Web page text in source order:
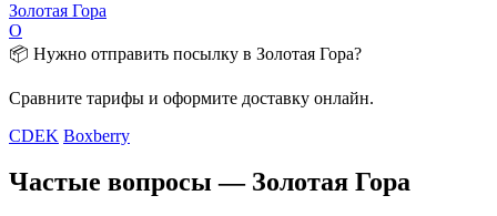
Золотая Гора
О
📦 Нужно отправить посылку в Золотая Гора?
Сравните тарифы и оформите доставку онлайн.
CDEK Boxberry
Частые вопросы — Золотая Гора